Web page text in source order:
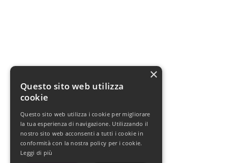
×
Questo sito web utilizza
cookie
Questo sito web utilizza i cookie per migliorare
la tua esperienza di navigazione. Utilizzando il
nostro sito web acconsenti a tutti i cookie in
conformità con la nostra policy per i cookie.
Leggi di più